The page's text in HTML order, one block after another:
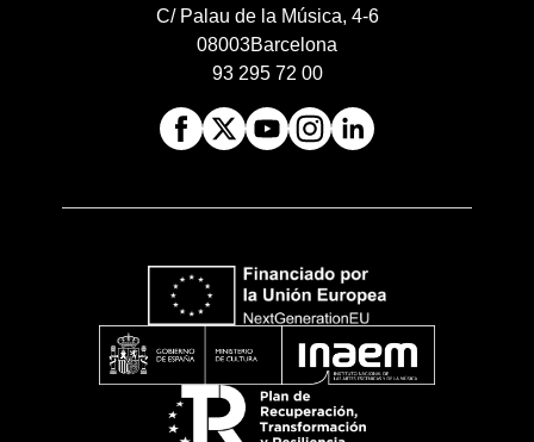
C/ Palau de la Música, 4-6
08003Barcelona
93 295 72 00